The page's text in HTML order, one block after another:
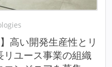
高い開発生産性とリ
リユース事業の組織